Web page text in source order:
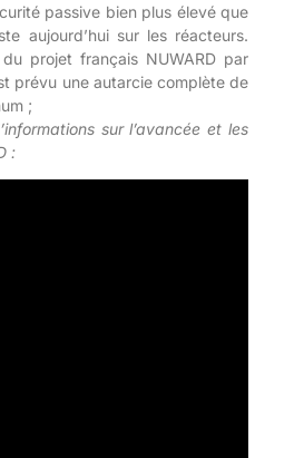
passive bien plus élevé que
aujourd’hui sur les réacteurs.
projet français NUWARD par
prévu une autarcie complète de
;
sur l’avancée et les
: